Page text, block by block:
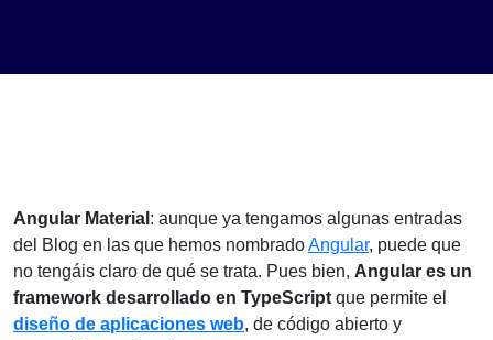
Angular Material : aunque ya tengamos algunas entradas
del Blog en las que hemos nombradoAngular, puede que
no tengáis claro de qué se trata. Pues bien, Angular es un
framework desarrollado en TypeScript que permite el
diseño de aplicaciones web, de código abierto y